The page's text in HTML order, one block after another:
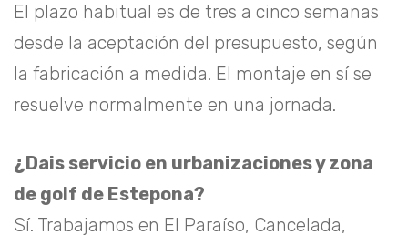
El plazo habitual es de tres a cinco semanas
desde la aceptación del presupuesto, según
la fabricación a medida. El montaje en sí se
resuelve normalmente en una jornada.
¿Dais servicio en urbanizaciones y zona
de golf de Estepona?
Sí. Trabajamos en El Paraíso, Cancelada,